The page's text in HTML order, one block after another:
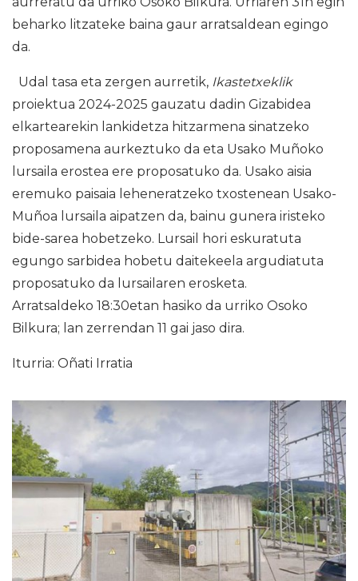
beharko litzateke baina gaur arratsaldean egingo
da.
Udal tasa eta zergen aurretik, Ikastetxeklik
proiektua 2024-2025 gauzatu dadin Gizabidea
elkartearekin lankidetza hitzarmena sinatzeko
proposamena aurkeztuko da eta Usako Muñoko
lursaila erostea ere proposatuko da. Usako aisia
eremuko paisaia leheneratzeko txostenean Usako-
Muñoa lursaila aipatzen da, bainu gunera iristeko
bide-sarea hobetzeko. Lursail hori eskuratuta
egungo sarbidea hobetu daitekeela argudiatuta
proposatuko da lursailaren erosketa.
Arratsaldeko 18:30etan hasiko da urriko Osoko
Bilkura; lan zerrendan 11 gai jaso dira.
Iturria: Oñati Irratia